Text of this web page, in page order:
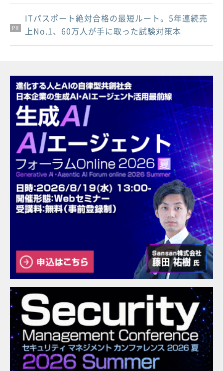
PR
PR
PR
ITパスポート絶対合格の最短ルート。5年連続売
上No.1、60万人が手に取った試験対策本